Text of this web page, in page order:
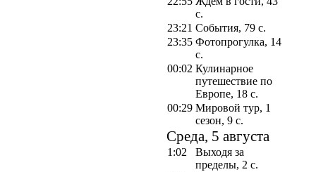
с.
23:21 События, 79 с.
23:35 Фотопрогулка, 14
с.
00:02 Кулинарное
путешествие по
Европе, 18 с.
00:29 Мировой тур, 1
сезон, 9 с.
Среда, 5 августа
1:02
Выходя за
пределы, 2 с.